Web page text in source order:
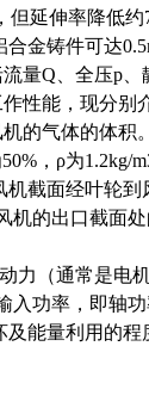
但延伸率降低
金铸件可达
量Q、全压p
性能，现分别
的气体的体积
，ρ为1.2kg/
截面经叶轮到
的出口截面
力（通常是电
功率，即轴功
能量利用的